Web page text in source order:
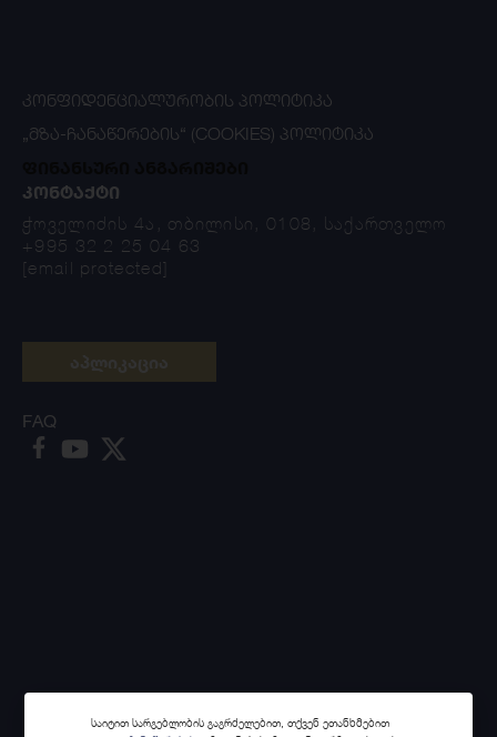
ᲙᲝᲜᲤᲘᲓᲔᲜᲪᲘᲐᲚᲣᲠᲝᲑᲘᲡ ᲞᲝᲚᲘᲢᲘᲙᲐ
„ᲛᲖᲐ-ᲩᲐᲜᲐᲬᲔᲠᲔᲑᲘᲡ“ (COOKIES) ᲞᲝᲚᲘᲢᲘᲙᲐ
ᲙᲝᲜᲢᲐᲥᲢᲘ
ჭოველიძის 4ა, თბილისი, 0108, საქართველო
+995 32 2 25 04 63
[email protected]
FAQ
საიტით სარგებლობის გაგრძელებით, თქვენ ეთანხმებით